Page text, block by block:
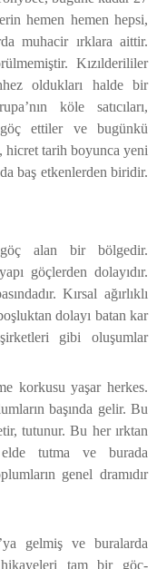
hemen hemen hepsi,
muhacir ırklara aittir.
Kızılderililer
oldukları halde bir
köle satıcıları,
ettiler ve bugünkü
hicret tarih boyunca yeni
baş etkenlerden biridir.
alan bir bölgedir.
göçlerden dolayıdır.
Kırsal ağırlıklı
dolayı batan kar
gibi oluşumlar
korkusu yaşar herkes.
başında gelir. Bu
tutunur. Bu her ırktan
tutma ve burada
genel dramıdır
gelmiş ve buralarda
hikayeleri tam bir göç-